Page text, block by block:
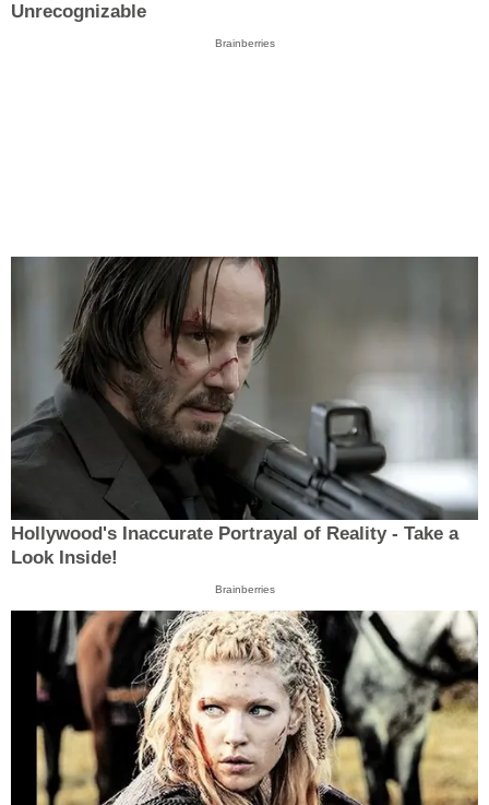
Unrecognizable
Brainberries
Hollywood's Inaccurate Portrayal of Reality - Take a
Look Inside!
Brainberries